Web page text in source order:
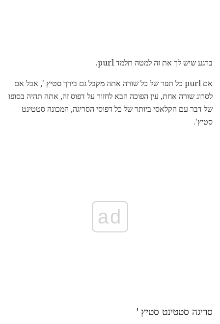
ברגע שיש לך את זה למטה תלמד purl.
אם purl כל תפר של כל שורה אתה מקבל גם בירך סטיץ ', אבל אם
לסרוג שורה אחת, עין הפוכה הבא לחזור על דפוס זה, אתה תהיה בסופו
של דבר עם הקלאסי ביותר של כל דפוסי הסריגה, המכונה סטטינט
סטיץ'.
ad
סריגה סטטינט סטיץ '